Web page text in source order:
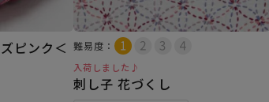
ピンク＜
難易度：
入荷しました♪
刺し子 花づくし